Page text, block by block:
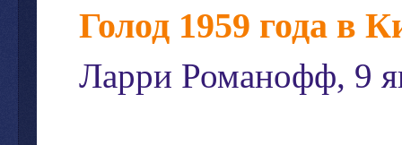
Голод 1959 года в
Ларри Романофф, 9